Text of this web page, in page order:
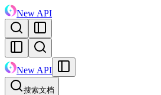
New API
New API
搜索文档